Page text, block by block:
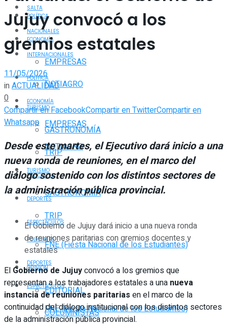
POLÍTICA
ECONOMÍA
EMPRESAS
NOTIAGRO
TURISMO
GASTRONOMÍA
TRIP
POLICIALES
DEPORTES
ESPECTÁCULOS
FNE (Fiesta Nacional de los Estudiantes)
OPINIÓN
EDITORIAL
COLUMNISTAS
SALTA
NACIONALES
INTERNACIONALES
POLÍTICA
ECONOMÍA
EMPRESAS
NOTIAGRO
TURISMO
GASTRONOMÍA
TRIP
POLICIALES
DEPORTES
ESPECTÁCULOS
FNE (Fiesta Nacional de los Estudiantes)
Jujuy convocó a los
gremios estatales
11/05/2026
inACTUALIDAD
0
Compartir en FacebookCompartir en TwitterCompartir en
Whatsapp
Desde este martes, el Ejecutivo dará inicio a una
nueva ronda de reuniones, en el marco del
diálogo sostenido con los distintos sectores de
la administración pública provincial.
El Gobierno de Jujuy dará inicio a una nueva ronda
de reuniones paritarias con gremios docentes y
estatales
El Gobierno de Jujuyconvocó a los gremios que
representan a los trabajadores estatales a una nueva
instancia de reuniones paritarias en el marco de la
continuidad del diálogo institucional con los distintos sectores
de la administración pública provincial.